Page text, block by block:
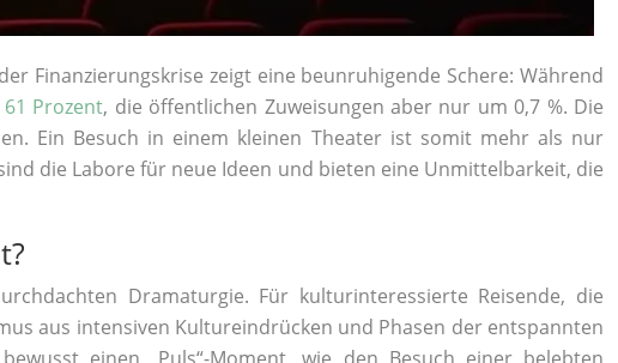
Finanzierungskrise zeigt eine beunruhigende Schere: Während
Prozent, die öffentlichen Zuweisungen aber nur um 0,7 %. Die
Ein Besuch in einem kleinen Theater ist somit mehr als nur
die Labore für neue Ideen und bieten eine Unmittelbarkeit, die
Dramaturgie. Für kulturinteressierte Reisende, die
aus intensiven Kultureindrücken und Phasen der entspannten